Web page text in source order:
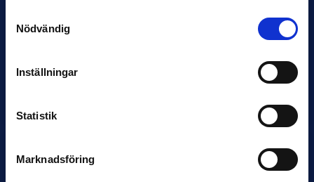
Nödvändig
Inställningar
Statistik
Marknadsföring
Helstrup ny tränare i Malmö FF